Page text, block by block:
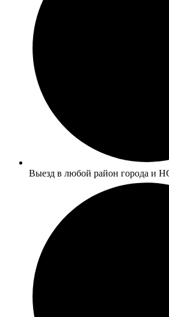
Выезд в любой район города и